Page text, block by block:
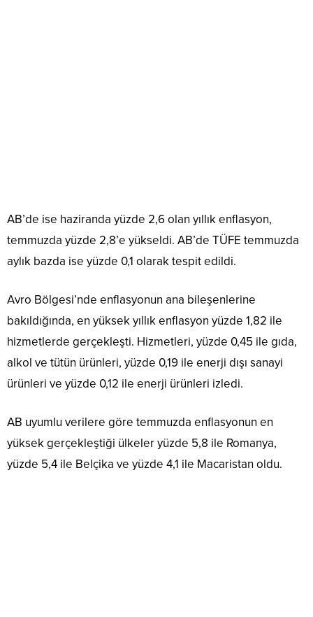
AB’de ise haziranda yüzde 2,6 olan yıllık enflasyon,
temmuzda yüzde 2,8’e yükseldi. AB’de TÜFE temmuzda
aylık bazda ise yüzde 0,1 olarak tespit edildi.
Avro Bölgesi’nde enflasyonun ana bileşenlerine
bakıldığında, en yüksek yıllık enflasyon yüzde 1,82 ile
hizmetlerde gerçekleşti. Hizmetleri, yüzde 0,45 ile gıda,
alkol ve tütün ürünleri, yüzde 0,19 ile enerji dışı sanayi
ürünleri ve yüzde 0,12 ile enerji ürünleri izledi.
AB uyumlu verilere göre temmuzda enflasyonun en
yüksek gerçekleştiği ülkeler yüzde 5,8 ile Romanya,
yüzde 5,4 ile Belçika ve yüzde 4,1 ile Macaristan oldu.